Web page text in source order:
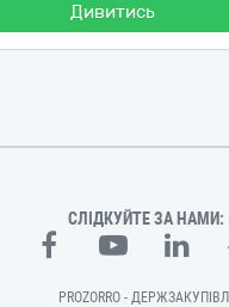
Дивитись
СЛІДКУЙТЕ ЗА НАМИ:
PROZORRO - ДЕРЖЗАКУПІВЛІ